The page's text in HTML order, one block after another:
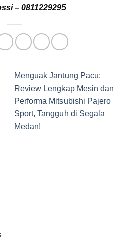
– 0811229295
Menguak Jantung Pacu:
Review Lengkap Mesin dan
Performa Mitsubishi Pajero
Sport, Tangguh di Segala
Medan!